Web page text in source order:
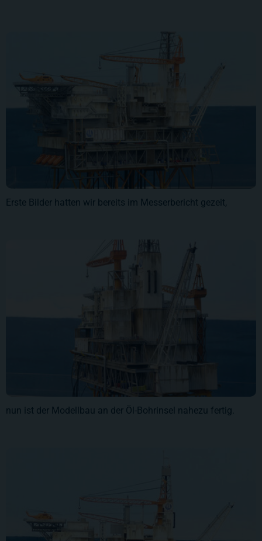
Erste Bilder hatten wir bereits im Messerbericht gezeit,
nun ist der Modellbau an der Öl-Bohrinsel nahezu fertig.